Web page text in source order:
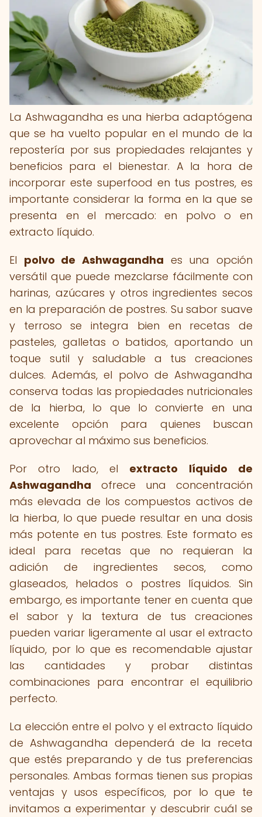
La Ashwagandha es una hierba adaptógena
que se ha vuelto popular en el mundo de la
repostería por sus propiedades relajantes y
beneficios para el bienestar. A la hora de
incorporar este superfood en tus postres, es
importante considerar la forma en la que se
presenta en el mercado: en polvo o en
extracto líquido.
El polvo de Ashwagandha es una opción
versátil que puede mezclarse fácilmente con
harinas, azúcares y otros ingredientes secos
en la preparación de postres. Su sabor suave
y terroso se integra bien en recetas de
pasteles, galletas o batidos, aportando un
toque sutil y saludable a tus creaciones
dulces. Además, el polvo de Ashwagandha
conserva todas las propiedades nutricionales
de la hierba, lo que lo convierte en una
excelente opción para quienes buscan
aprovechar al máximo sus beneficios.
Por otro lado, el extracto líquido de
Ashwagandha ofrece una concentración
más elevada de los compuestos activos de
la hierba, lo que puede resultar en una dosis
más potente en tus postres. Este formato es
ideal para recetas que no requieran la
adición de ingredientes secos, como
glaseados, helados o postres líquidos. Sin
embargo, es importante tener en cuenta que
el sabor y la textura de tus creaciones
pueden variar ligeramente al usar el extracto
líquido, por lo que es recomendable ajustar
las cantidades y probar distintas
combinaciones para encontrar el equilibrio
perfecto.
La elección entre el polvo y el extracto líquido
de Ashwagandha dependerá de la receta
que estés preparando y de tus preferencias
personales. Ambas formas tienen sus propias
ventajas y usos específicos, por lo que te
invitamos a experimentar y descubrir cuál se